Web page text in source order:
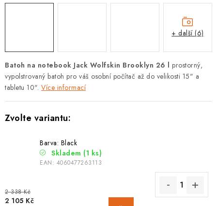
Doprava a platba Vše o nákupu Kontakty
Poradna
Batoh na notebook Jack Wolfskin Brooklyn 26 l prostorný,
vypolstrovaný batoh pro váš osobní počítač až do velikosti 15" a
tabletu 10". Více informací
Barva: Black
Skladem (1 ks)
EAN: 4060477263113
2 338 Kč
2 105 Kč
+ další (6)